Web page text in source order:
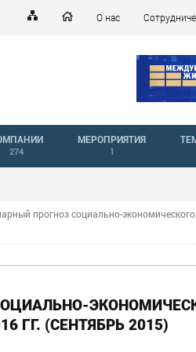
О нас
274
МЕРОПРИЯТИЯ
1
прогноз социально-
ГГ. (СЕНТЯБРЬ 2015)